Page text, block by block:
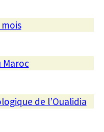
Maroc
de l’Oualidia